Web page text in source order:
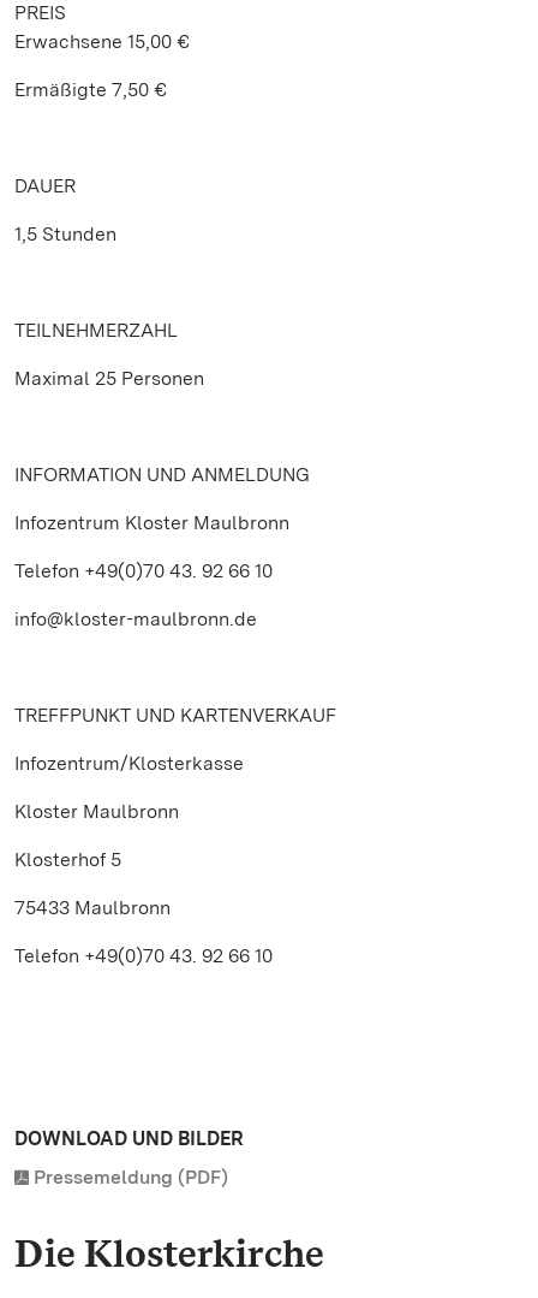
PREIS
Erwachsene 15,00 €
Ermäßigte 7,50 €
DAUER
1,5 Stunden
TEILNEHMERZAHL
Maximal 25 Personen
INFORMATION UND ANMELDUNG
Infozentrum Kloster Maulbronn
Telefon +49(0)70 43. 92 66 10
info@kloster-maulbronn.de
TREFFPUNKT UND KARTENVERKAUF
Infozentrum/Klosterkasse
Kloster Maulbronn
Klosterhof 5
75433 Maulbronn
Telefon +49(0)70 43. 92 66 10
DOWNLOAD UND BILDER
Pressemeldung (PDF)
Die Klosterkirche